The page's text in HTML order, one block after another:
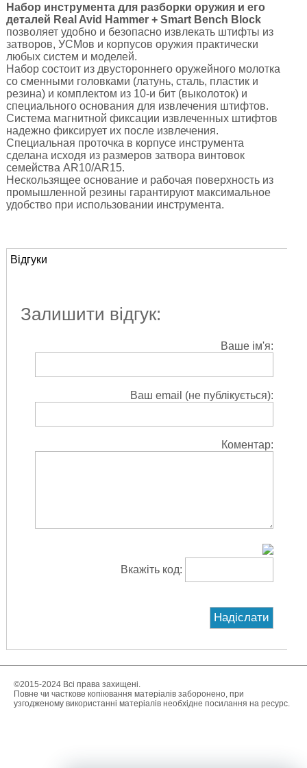
Набор инструмента для разборки оружия и его
деталей Real Avid Hammer + Smart Bench Block
позволяет удобно и безопасно извлекать штифты из
затворов, УСМов и корпусов оружия практически
любых систем и моделей.
Набор состоит из двустороннего оружейного молотка
со сменными головками (латунь, сталь, пластик и
резина) и комплектом из 10-и бит (выколоток) и
специального основания для извлечения штифтов.
Система магнитной фиксации извлеченных штифтов
надежно фиксирует их после извлечения.
Специальная проточка в корпусе инструмента
сделана исходя из размеров затвора винтовок
семейства AR10/AR15.
Нескользящее основание и рабочая поверхность из
промышленной резины гарантируют максимальное
удобство при использовании инструмента.
Відгуки
Залишити відгук:
Ваше ім'я:
Ваш email (не публікується):
Коментар:
Вкажіть код:
©2015-2024 Всі права захищені.
Повне чи часткове копіювання матеріалів заборонено, при
узгодженому використанні матеріалів необхідне посилання на ресурс.